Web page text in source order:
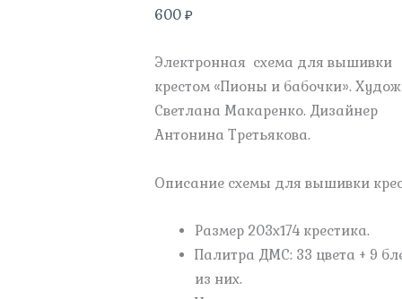
600₽
Электронная схема для вышивки
крестом «Пионы и бабочки».
Светлана Макаренко. Дизайнер
Антонина Третьякова.
Описание схемы для вышивки
Размер 203х174 крестика.
Палитра ДМС: 33 цвета + 9
из них.